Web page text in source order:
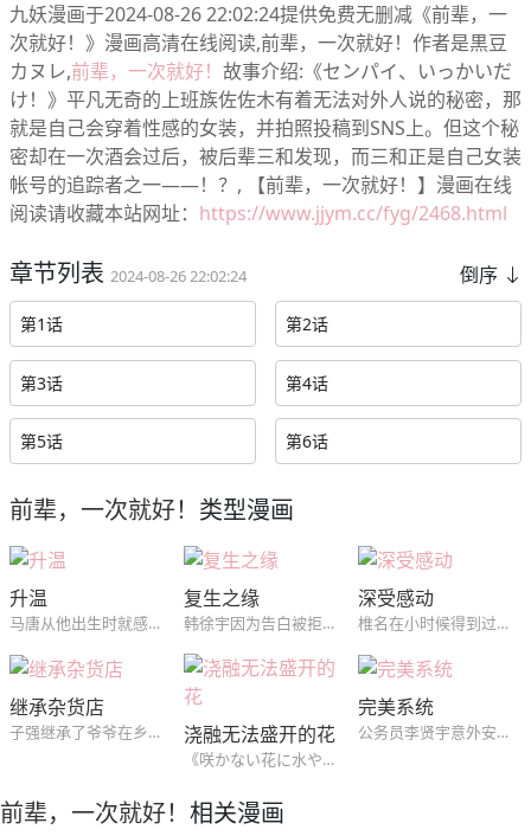
九妖漫画于2024-08-26 22:02:24提供免费无删减《前辈，一
次就好！》漫画高清在线阅读,前辈，一次就好！作者是黒豆
カヌレ,前辈，一次就好！ 故事介绍:《センパイ、いっかいだ
け！》平凡无奇的上班族佐佐木有着无法对外人说的秘密，那
就是自己会穿着性感的女装，并拍照投稿到SNS上。但这个秘
密却在一次酒会过后，被后辈三和发现，而三和正是自己女装
帐号的追踪者之一——！？, 【前辈，一次就好！】漫画在线
阅读请收藏本站网址： https://www.jjym.cc/fyg/2468.html
章节列表 2024-08-26 22:02:24 倒序
第1话 第2话
第3话 第4话
第5话 第6话
前辈，一次就好！ 类型漫画
升温
马唐从他出生时就感受不到温暖。但是当我遇到李温的那一刻，我从未感受到的温暖渗透。似乎身体和心灵都被温暖的温暖所支配。
复生之缘
韩徐宇因为告白被拒绝而十分沮丧，就在他郁郁寡欢时意外地坠楼身亡。随后变成了鬼的韩徐宇，原以为能够顺利转世投胎，却又因为喝醉了酒的阴间使者的失误，成为了活着鬼...
深受感动
椎名在小时候得到过东条的帮助，并深受感动。以此为契机，在他长大后来到了东条曾经工作过的酒店当起了门童。令他没想到的是，许多年未见的东条再次出现在了他的面前...
继承杂货店
子强继承了爷爷在乡下经营的小杂货店，上工第一天，他就被带去某个房间，还被赋予执行某个诡异的任务，而房间里的墙上也有个莫名其妙的“洞”。就在这时，隔壁房间走进来了一个女人... 浇融无法盛开的花
《咲かない花に水やり》
完美系统
公务员李贤宇意外安装了一个奇怪的系统，使用这个系统的点数可以修改现实中自身的能力值，而点数的获得来自系统颁布的和女性发生关系的任务，从此李贤宇的幸福生活开始了...
前辈，一次就好！ 相关漫画